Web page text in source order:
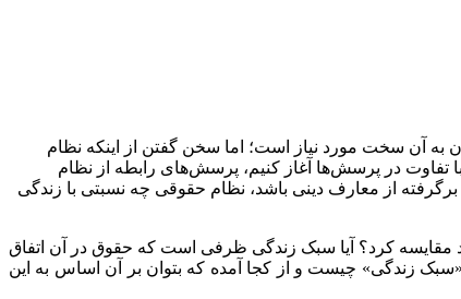
آن سخت مورد نیاز است؛ اما سخن گفتن از اینکه نظام
تفاوت در پرسش‌ها آغاز کنیم، پرسش‌های رابطه از نظام
از معارف دینی باشد، نظام حقوقی چه نسبتی با زندگی
مقایسه کرد؟ آیا سبک زندگی ظرفی است که حقوق در آن اتفاق
زندگی» چیست و از کجا آمده که بتوان بر آن اساس به این